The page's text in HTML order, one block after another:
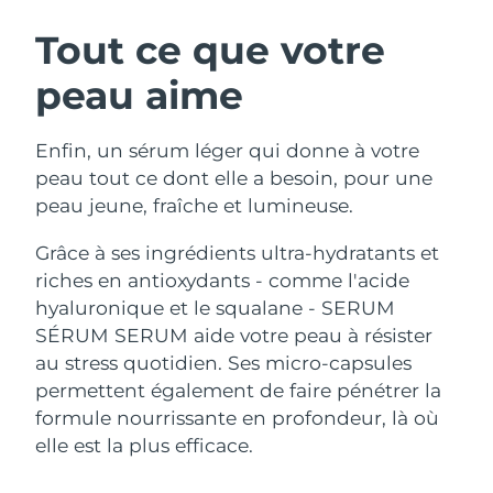
Tout ce que votre
peau aime
Enfin, un sérum léger qui donne à votre
peau tout ce dont elle a besoin, pour une
peau jeune, fraîche et lumineuse.
Grâce à ses ingrédients ultra-hydratants et
riches en antioxydants - comme l'acide
hyaluronique et le squalane - SERUM
SÉRUM SERUM aide votre peau à résister
au stress quotidien. Ses micro-capsules
permettent également de faire pénétrer la
formule nourrissante en profondeur, là où
elle est la plus efficace.
LUNA™ 4 coffret
Anti-aging massage
LUNA™ 4 Plus
Massage, LED heating
LUNA™ 4 Men
For men, anti-aging massage
BEAR™ 2 coffret
Microcurrent toning
BEAR™ 2 go
Microcurrent toning on-the-go
BEAR™ 2 eyes & lips
Microcurrent line smoothing device
Hydratation
UFO™ 3 coffret
Deep facial hydration
UFO™ 3 LED
Near-infrared and red light therapy
device
Soin bucco-dentaire
issa™ 4
Hybrid silicone sonic toothbrush
issa™ 4 plus
Smart hybrid silicone sonic toothbrush
FAQ™ TRAITEMENT ANTI-ÂGE
Anti-âge
NEW
Autriche Livraison estimée
Bahreïn
Belgique
Bermudes Livraison estimée14/8/26
Bosnie-Herzégovine Livraison estimée
Brunei Livraison estimée13/8/26
Bulgarie Livraison estimée8/8/26
Canada Livraison estimée12/8/26
Chili